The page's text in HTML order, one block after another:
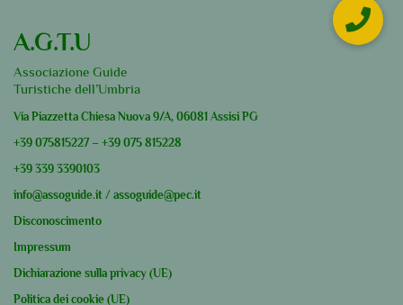
A.G.T.U
Associazione Guide
Turistiche dell’Umbria
Via Piazzetta Chiesa Nuova 9/A, 06081 Assisi PG
+39 075815227 – +39 075 815228
+39 339 3390103
info@assoguide.it / assoguide@pec.it
Disconoscimento
Impressum
Dichiarazione sulla privacy (UE)
Politica dei cookie (UE)